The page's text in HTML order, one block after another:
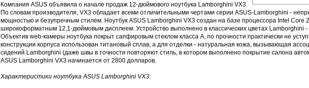
Компания ASUS объявила о начале продаж 12-дюймового ноутбука Lamborghini VX3.
По словам производителя, VX3 обладает всеми отличительными чертами серии ASUS-Lamborghini -
мощностью и безупречным стилем. Ноутбук ASUS Lamborghini VX3 создан на базе процессора Intel Core
широкоформатным 12,1-дюймовым дисплеем. Устройство выполнено в классических цветах Lamborghini -
Объектив web-камеры ноутбука покрыт сапфировым стеклом класса А, по прочности практически не
конструкции корпуса использован титановый сплав, а для отделки - натуральная кожа, вызывающая
сидений Lamborghini (даже швы в точности повторяют стиль, в котором выполнено покрытие салона
ASUS Lamborghini VX3 начинается от 2800 долларов.
Характеристики ноутбука ASUS Lamborghini VX3: